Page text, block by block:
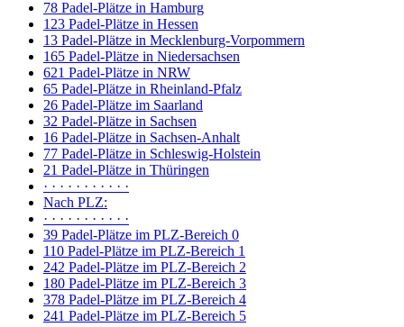
78 Padel-Plätze in Hamburg
123 Padel-Plätze in Hessen
13 Padel-Plätze in Mecklenburg-Vorpommern
165 Padel-Plätze in Niedersachsen
621 Padel-Plätze in NRW
65 Padel-Plätze in Rheinland-Pfalz
26 Padel-Plätze im Saarland
32 Padel-Plätze in Sachsen
16 Padel-Plätze in Sachsen-Anhalt
77 Padel-Plätze in Schleswig-Holstein
21 Padel-Plätze in Thüringen
· · · · · · · · · · ·
Nach PLZ:
· · · · · · · · · · ·
39 Padel-Plätze im PLZ-Bereich 0
110 Padel-Plätze im PLZ-Bereich 1
242 Padel-Plätze im PLZ-Bereich 2
180 Padel-Plätze im PLZ-Bereich 3
378 Padel-Plätze im PLZ-Bereich 4
241 Padel-Plätze im PLZ-Bereich 5